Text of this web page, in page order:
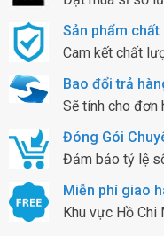
Sản phẩm chất
Cam kết chất
Bao đổi trả
Sẽ tính cho đơn
Đóng Gói
Đảm bảo tỷ lệ
Miễn phí giao
Khu vực Hồ Chi